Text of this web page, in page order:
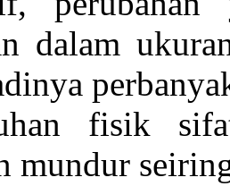
dalam
fisik
mundur